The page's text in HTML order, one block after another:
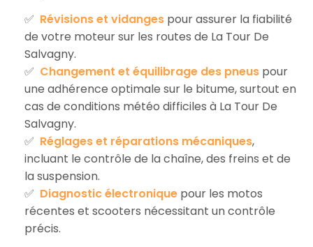
Révisions et vidanges pour assurer la fiabilité
de votre moteur sur les routes de La Tour De
Salvagny.
Changement et équilibrage des pneus pour
une adhérence optimale sur le bitume, surtout en
cas de conditions météo difficiles à La Tour De
Salvagny.
Réglages et réparations mécaniques,
incluant le contrôle de la chaîne, des freins et de
la suspension.
Diagnostic électronique pour les motos
récentes et scooters nécessitant un contrôle
précis.